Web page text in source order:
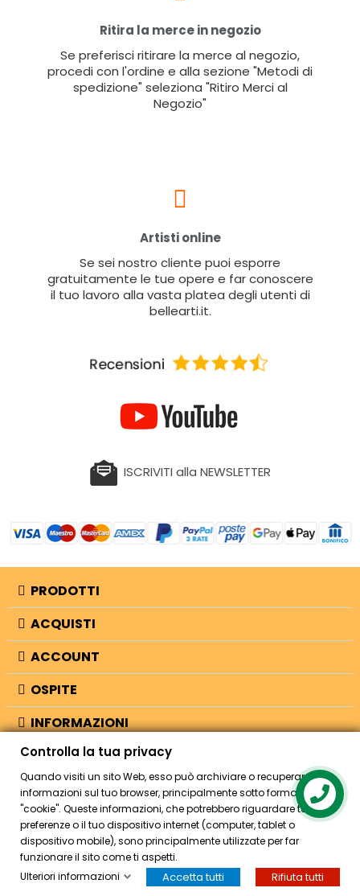
Ritira la merce in negozio
Se preferisci ritirare la merce al negozio,
procedi con l'ordine e alla sezione "Metodi di
spedizione" seleziona "Ritiro Merci al
Negozio"
Artisti online
Se sei nostro cliente puoi esporre
gratuitamente le tue opere e far conoscere
il tuo lavoro alla vasta platea degli utenti di
bellearti.it.
ISCRIVITI alla NEWSLETTER
PRODOTTI
ACQUISTI
ACCOUNT
OSPITE
INFORMAZIONI
NEGOZIO
© 2026 - Bellearti.it -credits
HOME ACCOUNT CASSA CERCA
Controlla la tua privacy
Quando visiti un sito Web, esso può archiviare o recuperare
informazioni sul tuo browser, principalmente sotto forma di
"cookie". Queste informazioni, che potrebbero riguardare te, le tue
preferenze o il tuo dispositivo internet (computer, tablet o
dispositivo mobile), sono principalmente utilizzate per far
funzionare il sito come ti aspetti.
Ulteriori informazioni
Accetta tutti Rifiuta tutti
Contact us